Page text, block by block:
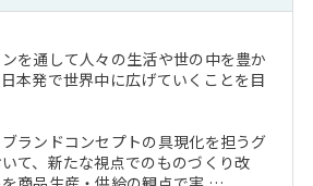
を通して人々の生活や世の中を豊か
本発で世界中に広げていくことを目
ランドコンセプトの具現化を担うグ
て、新たな視点でのものづくり改